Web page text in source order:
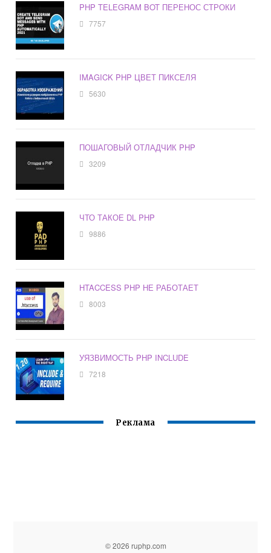
PHP TELEGRAM BOT ПЕРЕНОС СТРОКИ
7757
IMAGICK PHP ЦВЕТ ПИКСЕЛЯ
5630
ПОШАГОВЫЙ ОТЛАДЧИК PHP
3209
ЧТО ТАКОЕ DL PHP
9886
HTACCESS PHP НЕ РАБОТАЕТ
8003
УЯЗВИМОСТЬ PHP INCLUDE
7218
Реклама
© 2026 ruphp.com